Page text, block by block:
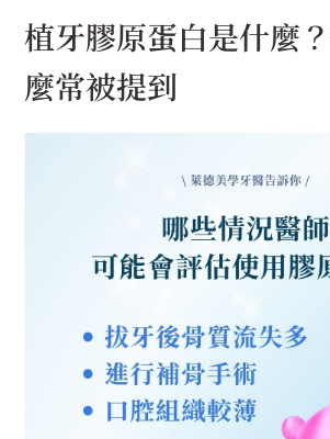
植牙膠原蛋白是什麼
麼常被提到